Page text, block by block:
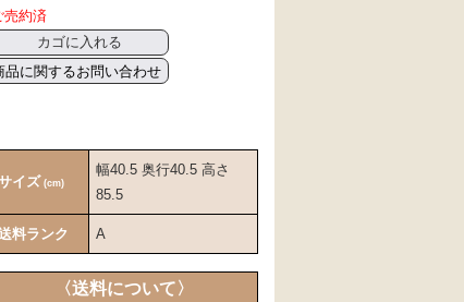
売約済
品に関するお問い合わせ
イズ (cm)
幅40.5 奥行40.5 高さ
85.5
料ランク A